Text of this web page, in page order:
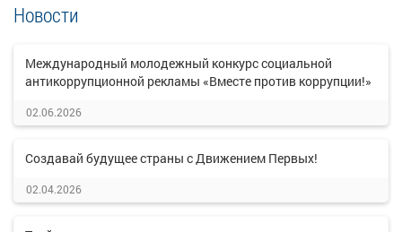
Новости
Международный молодежный конкурс социальной
антикоррупционной рекламы «Вместе против коррупции!»
02.06.2026
Создавай будущее страны с Движением Первых!
02.04.2026